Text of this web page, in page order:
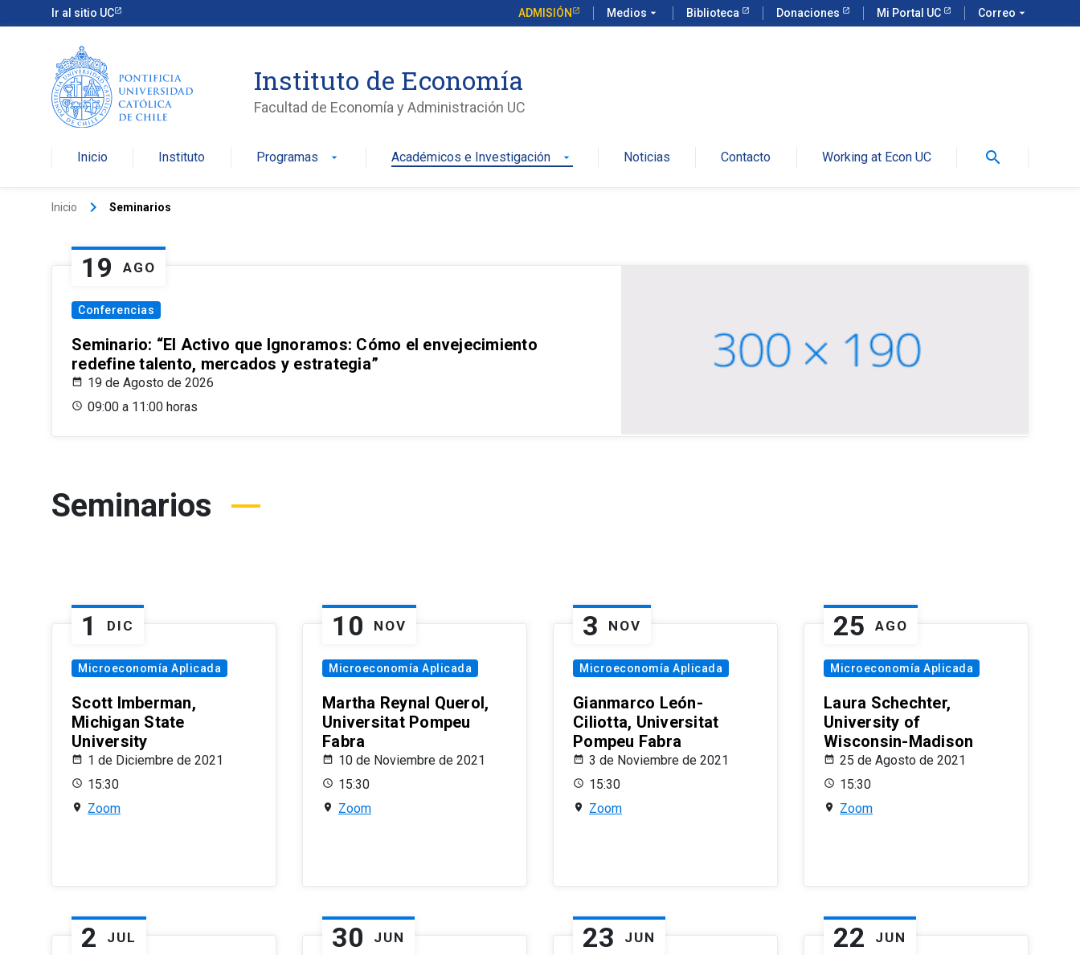
Ir al sitio UC ADMISIÓN Medios arrow_drop_down Biblioteca Donaciones Mi Portal UC Correo arrow_drop_down
Instituto de Economía
Facultad de Economía y Administración UC
Inicio Instituto Programas arrow_drop_down Académicos e Investigación arrow_drop_down Noticias Contacto Working at Econ UC search
Inicio keyboard_arrow_right Seminarios
19 AGO
Conferencias
Seminario: “El Activo que Ignoramos: Cómo el envejecimiento
redefine talento, mercados y estrategia”
19 de Agosto de 2026
09:00 a 11:00 horas
Seminarios
1 DIC
Microeconomía Aplicada
Scott Imberman,
Michigan State
University
1 de Diciembre de 2021
15:30
Zoom
10 NOV
Microeconomía Aplicada
Martha Reynal Querol,
Universitat Pompeu
Fabra
10 de Noviembre de 2021
15:30
Zoom
3 NOV
Microeconomía Aplicada
Gianmarco León-
Ciliotta, Universitat
Pompeu Fabra
3 de Noviembre de 2021
15:30
Zoom
25 AGO
Microeconomía Aplicada
Laura Schechter,
University of
Wisconsin-Madison
25 de Agosto de 2021
15:30
Zoom
2 JUL 30 JUN 23 JUN 22 JUN